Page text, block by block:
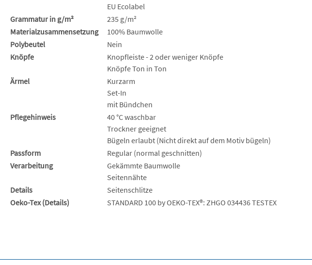
EU Ecolabel
Grammatur in g/m²
235 g/m²
Materialzusammensetzung
100% Baumwolle
Polybeutel
Nein
Knöpfe
Knopfleiste - 2 oder weniger Knöpfe
Knöpfe Ton in Ton
Ärmel
Kurzarm
Set-In
mit Bündchen
Pflegehinweis
40 °C waschbar
Trockner geeignet
Bügeln erlaubt (Nicht direkt auf dem Motiv bügeln)
Passform
Regular (normal geschnitten)
Verarbeitung
Gekämmte Baumwolle
Seitennähte
Details
Seitenschlitze
Oeko-Tex (Details)
STANDARD 100 by OEKO-TEX®: ZHGO 034436 TESTEX